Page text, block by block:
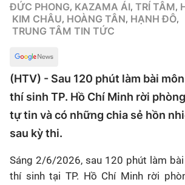
ĐỨC PHONG, KAZAMA ÁI, TRÍ TÂM,
KIM CHÂU, HOÀNG TÂN, HẠNH ĐÔ,
TRUNG TÂM TIN TỨC
(HTV) - Sau 120 phút làm bài
thí sinh TP. Hồ Chí Minh rời
tự tin và có những chia sẻ hồn
sau kỳ thi.
Sáng 2/6/2026, sau 120 phút làm bài
thí sinh tại TP. Hồ Chí Minh rời